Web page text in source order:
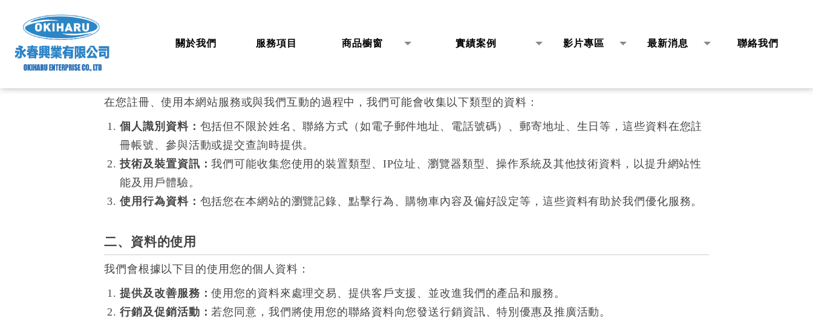
關於我們 服務項目 商品櫥窗 實績案例 影片專區 最新消息 聯絡我們
在您註冊、使用本網站服務或與我們互動的過程中，我們可能會收集以下類型的資料：
個人識別資料： 包括但不限於姓名、聯絡方式（如電子郵件地址、電話號碼）、郵寄地址、生日等，這些資料在您註
冊帳號、參與活動或提交查詢時提供。
技術及裝置資訊：我們可能收集您使用的裝置類型、IP位址、瀏覽器類型、操作系統及其他技術資料，以提升網站性
能及用戶體驗。
使用行為資料： 包括您在本網站的瀏覽記錄、點擊行為、購物車內容及偏好設定等，這些資料有助於我們優化服務。
二、資料的使用
我們會根據以下目的使用您的個人資料：
提供及改善服務：使用您的資料來處理交易、提供客戶支援、並改進我們的產品和服務。
行銷及促銷活動：若您同意，我們將使用您的聯絡資料向您發送行銷資訊、特別優惠及推廣活動。